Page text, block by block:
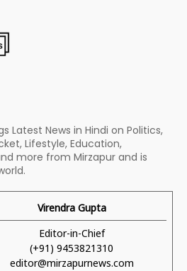
Latest News in Hindi on Politics,
Lifestyle, Education,
more from Mirzapur and is
Virendra Gupta
Editor-in-Chief
(+91) 9453821310
editor@mirzapurnews.com